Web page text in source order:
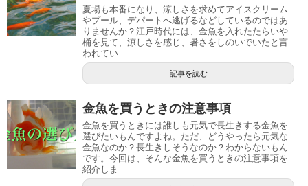
夏場も本番になり、涼しさを求めてアイスクリーム
やプール、デパートへ逃げるなどしているのではあ
りませんか？江戸時代には、金魚を入れたたらいや
桶を見て、涼しさを感じ、暑さをしのいでいたと言
われてい...
記事を読む
金魚を買うときの注意事項
金魚を買うときには誰しも元気で長生きする金魚を
選びたいもんですよね。ただ、どうやったら元気な
金魚なのか？長生きしそうなのか？わからないもん
です。今回は、そんな金魚を買うときの注意事項を
紹介しま...